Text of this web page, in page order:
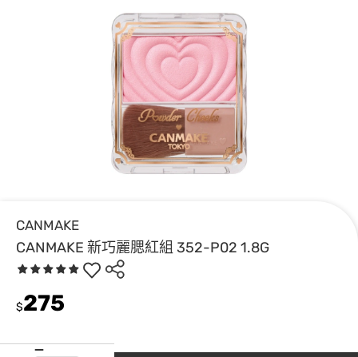
CANMAKE
CANMAKE 新巧麗腮紅組 352-P02 1.8G
$275